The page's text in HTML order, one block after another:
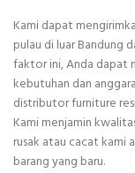
Kami dapat
pulau di luar Bandung
faktor ini, Anda dapat
kebutuhan dan
distributor furniture
Kami menjamin
rusak atau cacat kami
barang yang baru.